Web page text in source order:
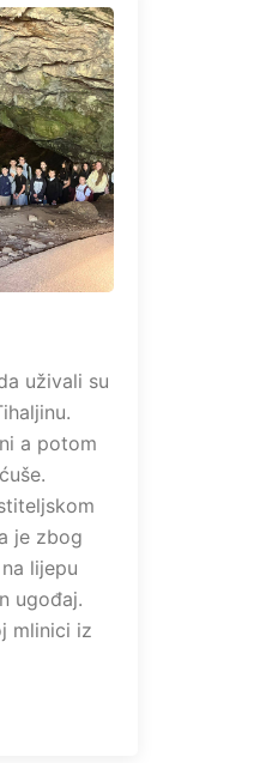
uživali su
a potom
je zbog
lijepu
ugođaj.
mlinici iz